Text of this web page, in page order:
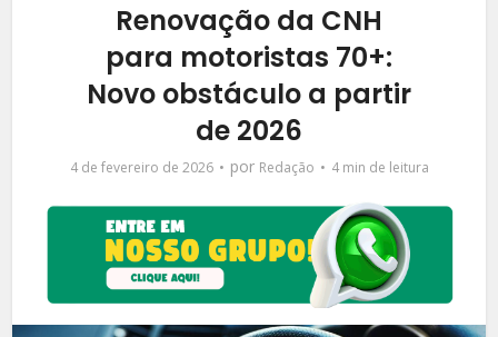
Renovação da CNH
para motoristas 70+:
Novo obstáculo a partir
de 2026
4 de fevereiro de 2026 por Redação 4 min de leitura